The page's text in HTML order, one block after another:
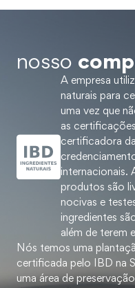
nosso
A empresa
naturais para
uma vez que
as
certificadora
internacionais.
produtos são
nocivas e
ingredientes
além de terem
Nós temos uma
certificada pelo IBD na
uma área de